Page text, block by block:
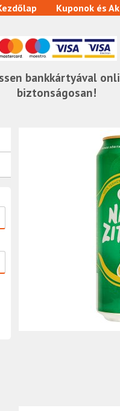
bankkártyával
biztonságosan!
Kuponok és